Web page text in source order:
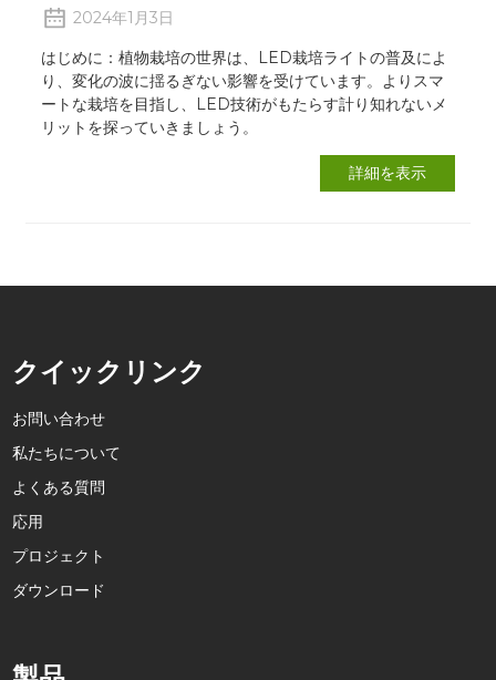
2024年1月3日
はじめに：植物栽培の世界は、LED栽培ライトの普及によ
り、変化の波に揺るぎない影響を受けています。よりスマ
ートな栽培を目指し、LED技術がもたらす計り知れないメ
リットを探っていきましょう。
詳細を表示
クイックリンク
お問い合わせ
私たちについて
よくある質問
応用
プロジェクト
ダウンロード